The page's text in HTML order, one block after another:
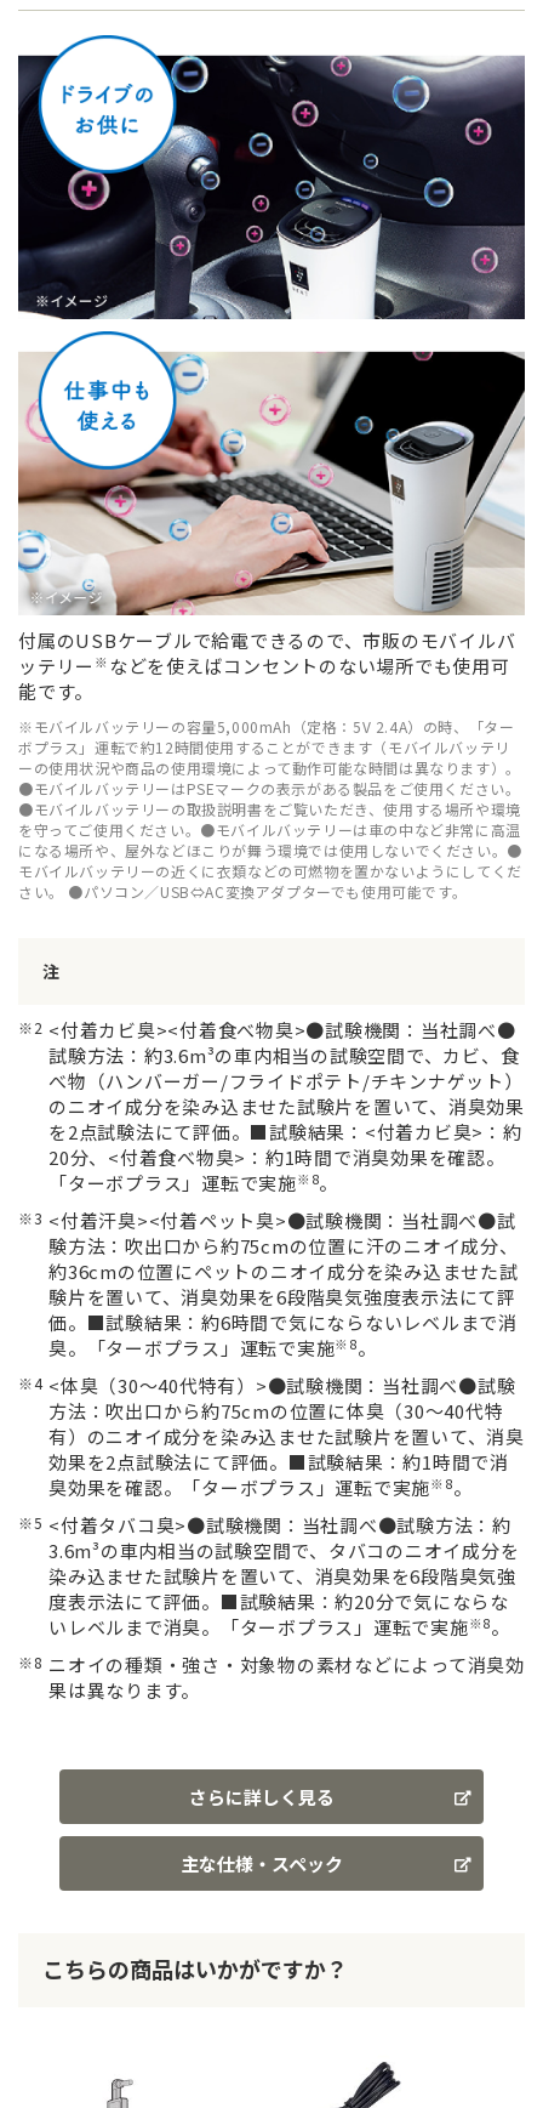
付属のUSBケーブルで給電できるので、市販のモバイルバ
ッテリー ※ などを使えばコンセントのない場所でも使用可
能です。
※モバイルバッテリーの容量5,000mAh（定格：5V 2.4A）の時、「ター
ボプラス」運転で約12時間使用することができます（モバイルバッテリ
ーの使用状況や商品の使用環境によって動作可能な時間は異なります）。
●モバイルバッテリーはPSEマークの表示がある製品をご使用ください。
●モバイルバッテリーの取扱説明書をご覧いただき、使用する場所や環境
を守ってご使用ください。●モバイルバッテリーは車の中など非常に高温
になる場所や、屋外などほこりが舞う環境では使用しないでください。●
モバイルバッテリーの近くに衣類などの可燃物を置かないようにしてくだ
さい。 ●パソコン／USB⇔AC変換アダプターでも使用可能です。
注
※2 <付着カビ臭><付着食べ物臭>●試験機関：当社調べ●
試験方法：約3.6m³の車内相当の試験空間で、カビ、食
べ物（ハンバーガー/フライドポテト/チキンナゲット）
のニオイ成分を染み込ませた試験片を置いて、消臭効果
を2点試験法にて評価。■試験結果：<付着カビ臭>：約
20分、<付着食べ物臭>：約1時間で消臭効果を確認。
「ターボプラス」運転で実施※8。
※3 <付着汗臭><付着ペット臭>●試験機関：当社調べ●試
験方法：吹出口から約75cmの位置に汗のニオイ成分、
約36cmの位置にペットのニオイ成分を染み込ませた試
験片を置いて、消臭効果を6段階臭気強度表示法にて評
価。■試験結果：約6時間で気にならないレベルまで消
臭。「ターボプラス」運転で実施※8。
※4 <体臭（30～40代特有）>●試験機関：当社調べ●試験
方法：吹出口から約75cmの位置に体臭（30～40代特
有）のニオイ成分を染み込ませた試験片を置いて、消臭
効果を2点試験法にて評価。■試験結果：約1時間で消
臭効果を確認。「ターボプラス」運転で実施※8。
※5 <付着タバコ臭>●試験機関：当社調べ●試験方法：約
3.6m³の車内相当の試験空間で、タバコのニオイ成分を
染み込ませた試験片を置いて、消臭効果を6段階臭気強
度表示法にて評価。■試験結果：約20分で気にならな
いレベルまで消臭。「ターボプラス」運転で実施※8。
※8 ニオイの種類・強さ・対象物の素材などによって消臭効
果は異なります。
さらに詳しく見る
主な仕様・スペック
こちらの商品はいかがですか？